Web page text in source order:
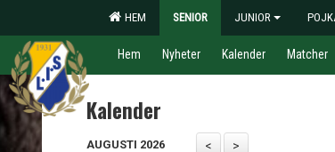
HEM SENIOR JUNIOR
Hem Nyheter Kalender Matcher
Kalender
AUGUSTI 2026